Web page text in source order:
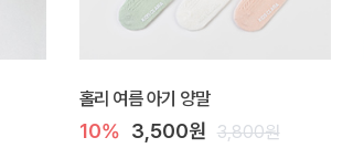
홀리 여름 아기 양말
10% 3,500원 3,800원